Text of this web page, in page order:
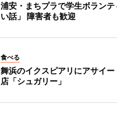
浦安・まちプラで学生ボラン
い話」 障害者も歓迎
食べる
舞浜のイクスピアリにアサイ
店「シュガリー」